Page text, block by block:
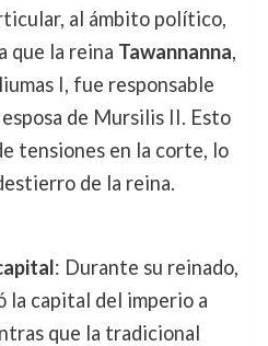
al ámbito político,
que la reina Tawannanna,
I, fue responsable
de Mursilis II. Esto
tensiones en la corte, lo
de la reina.
: Durante su reinado,
la capital del imperio a
que la tradicional